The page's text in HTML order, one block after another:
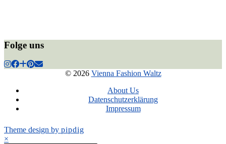
Folge uns
© 2026 Vienna Fashion Waltz
About Us
Datenschutzerklärung
Impressum
Theme design by pipdig
×